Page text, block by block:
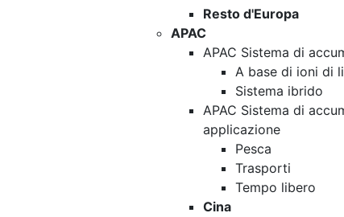
Resto d'Europa
APAC
APAC Sistema di
A base di ioni di
Sistema ibrido
APAC Sistema di
applicazione
Pesca
Trasporti
Tempo libero
Cina